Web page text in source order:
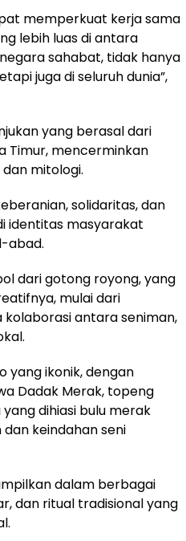
memperkuat kerja sama
lebih luas di antara
sahabat, tidak hanya
juga di seluruh dunia”,
yang berasal dari
Timur, mencerminkan
mitologi.
solidaritas, dan
identitas masyarakat
abad.
dari gotong royong, yang
mulai dari
antara seniman,
yang ikonik, dengan
Dadak Merak, topeng
dihiasi bulu merak
keindahan seni
dalam berbagai
dan ritual tradisional yang